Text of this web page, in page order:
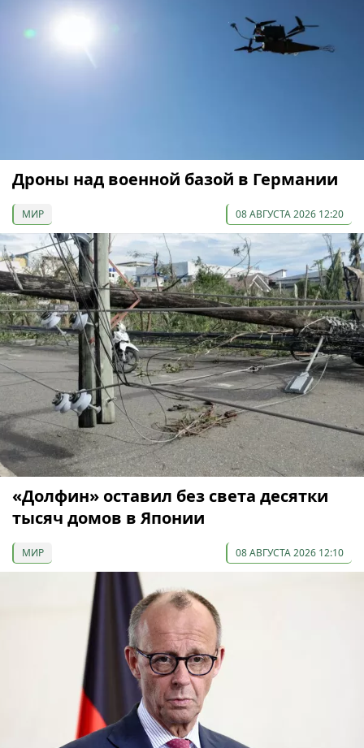
Дроны над военной базой в Германии
МИР 08 АВГУСТА 2026 12:20
«Долфин» оставил без света десятки
тысяч домов в Японии
МИР 08 АВГУСТА 2026 12:10